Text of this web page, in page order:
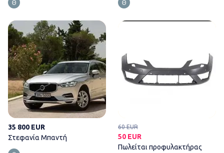
Στεφανία Μπαντή
35 800 EUR
Στεφανία Μπαντή
60 EUR
50 EUR
Πωλείται προφυλακτήρας